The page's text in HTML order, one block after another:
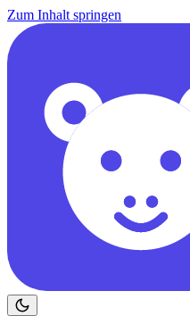
Zum Inhalt springen